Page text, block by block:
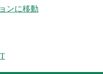
ンに移動